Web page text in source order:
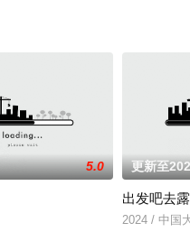
5.0 更新至
出发吧去
2024 / 中国